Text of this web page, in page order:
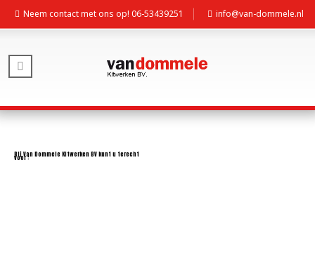
Neem contact met ons op! 06-53439251 info@van-dommele.nl